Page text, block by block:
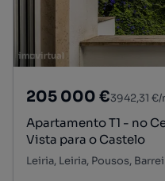
205 000 €3942,31 €/
Apartamento T1 - no
Vista para o Castelo
Leiria, Leiria, Pousos,